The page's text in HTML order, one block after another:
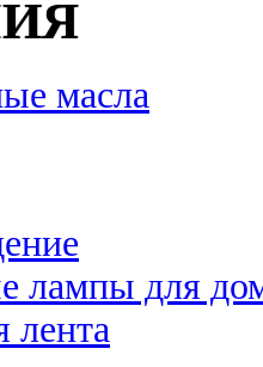
масла
лампы для
лента